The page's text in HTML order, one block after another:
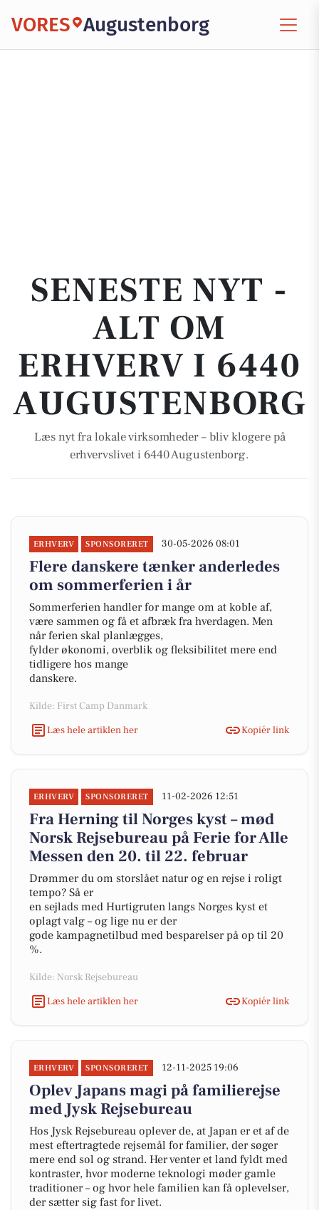
VORES Augustenborg
SENESTE NYT -
ALT OM
ERHVERV I 6440
AUGUSTENBORG
Læs nyt fra lokale virksomheder – bliv klogere på
erhvervslivet i 6440 Augustenborg.
ERHVERV SPONSORERET 30-05-2026 08:01
Flere danskere tænker anderledes
om sommerferien i år
Sommerferien handler for mange om at koble af,
være sammen og få et afbræk fra hverdagen. Men
når ferien skal planlægges,
fylder økonomi, overblik og fleksibilitet mere end
tidligere hos mange
danskere.
Kilde: First Camp Danmark
Læs hele artiklen her
Kopiér link
ERHVERV SPONSORERET 11-02-2026 12:51
Fra Herning til Norges kyst – mød
Norsk Rejsebureau på Ferie for Alle
Messen den 20. til 22. februar
Drømmer du om storslået natur og en rejse i roligt
tempo? Så er
en sejlads med Hurtigruten langs Norges kyst et
oplagt valg – og lige nu er der
gode kampagnetilbud med besparelser på op til 20
%.
Kilde: Norsk Rejsebureau
Læs hele artiklen her
Kopiér link
ERHVERV SPONSORERET 12-11-2025 19:06
Oplev Japans magi på familierejse
med Jysk Rejsebureau
Hos Jysk Rejsebureau oplever de, at Japan er et af de
mest eftertragtede rejsemål for familier, der søger
mere end sol og strand. Her venter et land fyldt med
kontraster, hvor moderne teknologi møder gamle
traditioner – og hvor hele familien kan få oplevelser,
der sætter sig fast for livet.